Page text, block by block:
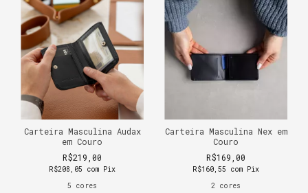
Carteira Masculina Audax
em Couro
R$219,00
R$208,05 com
Pix
5 cores
Carteira Masculina Nex em
Couro
R$169,00
R$160,55 com
Pix
2 cores